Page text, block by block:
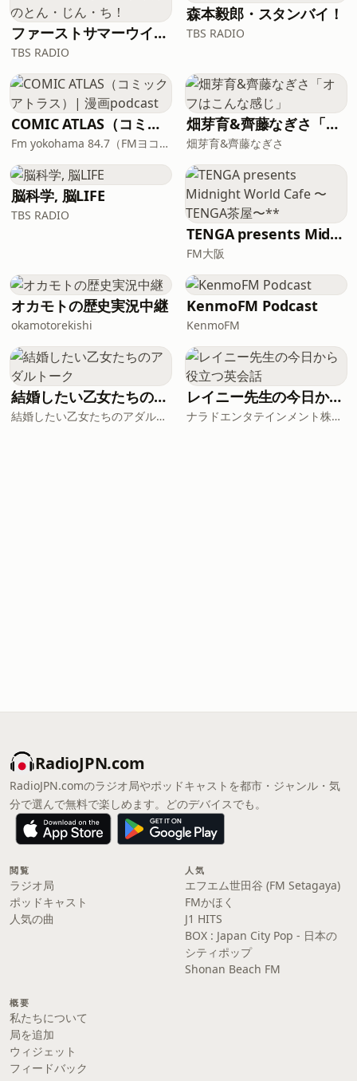
ファーストサマーウイカのとん・じん・ち！
TBS RADIO
森本毅郎・スタンバイ！
TBS RADIO
COMIC ATLAS（コミックアトラス）| 漫画podcast
Fm yokohama 84.7（FMヨコハマ）
畑芽育&齊藤なぎさ「オフはこんな感じ」
畑芽育&齊藤なぎさ
脳科学, 脳LIFE
TBS RADIO
TENGA presents Midnight World Cafe 〜TENGA茶屋〜**
FM大阪
オカモトの歴史実況中継
okamotorekishi
KenmoFM Podcast
KenmoFM
結婚したい乙女たちのアダルトーク
結婚したい乙女たちのアダルトーク
レイニー先生の今日から役立つ英会話
ナラドエンタテインメント株式会社
RadioJPN.com
RadioJPN.comのラジオ局やポッドキャストを都市・ジャンル・気
分で選んで無料で楽しめます。どのデバイスでも。
閲覧
ラジオ局
ポッドキャスト
人気の曲
人気
エフエム世田谷 (FM Setagaya)
FMかほく
J1 HITS
BOX : Japan City Pop - 日本の
シティポップ
Shonan Beach FM
概要
私たちについて
局を追加
ウィジェット
フィードバック